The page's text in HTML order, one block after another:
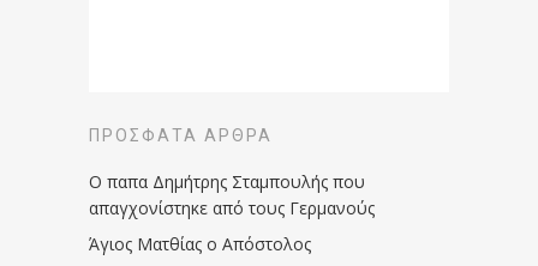
ΠΡΌΣΦΑΤΑ ΆΡΘΡΑ
Ο παπα Δημήτρης Σταμπουλής που
απαγχονίστηκε από τους Γερμανούς
Άγιος Ματθίας ο Απόστολος